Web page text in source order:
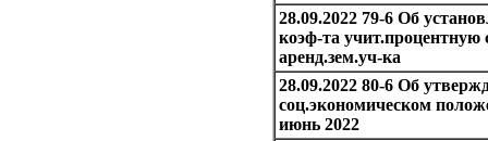
28.09.2022 79-6 Об
коэф-та учит.процентную
аренд.зем.уч-ка
28.09.2022 80-6 Об
соц.экономическом
июнь 2022